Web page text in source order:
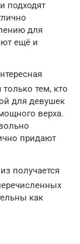
подходят
для
ещё и
тем, кто
для девушек
верха.
придают
получается
как